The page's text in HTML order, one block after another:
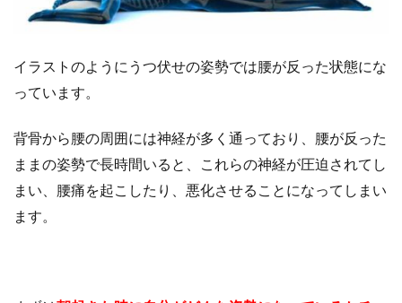
イラストのようにうつ伏せの姿勢では腰が反った状態にな
っています。
背骨から腰の周囲には神経が多く通っており、腰が反った
ままの姿勢で長時間いると、これらの神経が圧迫されてし
まい、腰痛を起こしたり、悪化させることになってしまい
ます。